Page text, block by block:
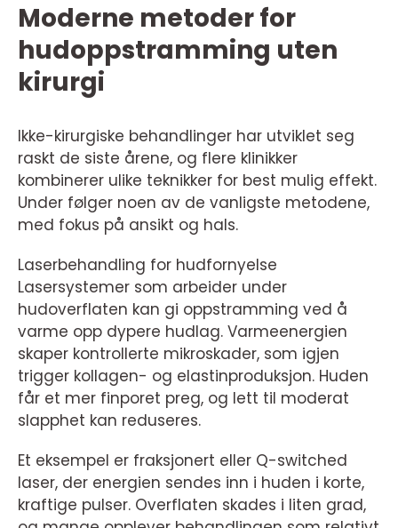
Moderne metoder for
hudoppstramming uten
kirurgi
Ikke-kirurgiske behandlinger har utviklet seg
raskt de siste årene, og flere klinikker
kombinerer ulike teknikker for best mulig effekt.
Under følger noen av de vanligste metodene,
med fokus på ansikt og hals.
Laserbehandling for hudfornyelse
Lasersystemer som arbeider under
hudoverflaten kan gi oppstramming ved å
varme opp dypere hudlag. Varmeenergien
skaper kontrollerte mikroskader, som igjen
trigger kollagen- og elastinproduksjon. Huden
får et mer finporet preg, og lett til moderat
slapphet kan reduseres.
Et eksempel er fraksjonert eller Q-switched
laser, der energien sendes inn i huden i korte,
kraftige pulser. Overflaten skades i liten grad,